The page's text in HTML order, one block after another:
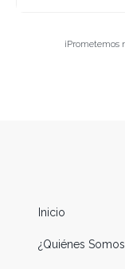
¡Prometemos
Inicio
¿Quiénes